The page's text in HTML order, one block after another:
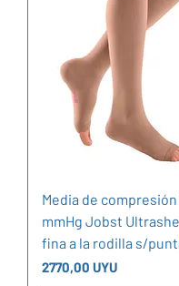
Media de
mmHg Jobst
fina a la rodilla s/
Precio
2770,00 UYU